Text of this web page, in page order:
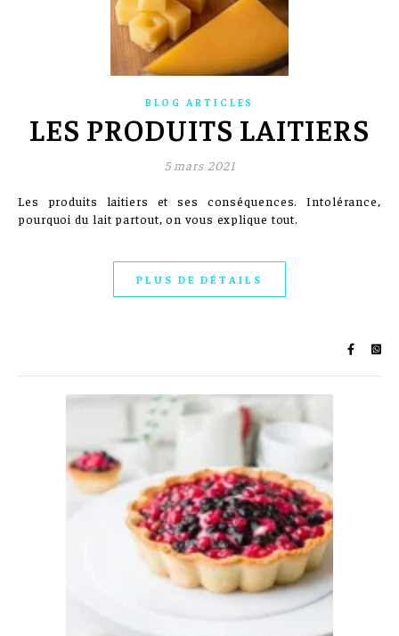
BLOG ARTICLES
LES PRODUITS LAITIERS
5 mars 2021
Les produits laitiers et ses conséquences. Intolérance,
pourquoi du lait partout, on vous explique tout.
PLUS DE DÉTAILS